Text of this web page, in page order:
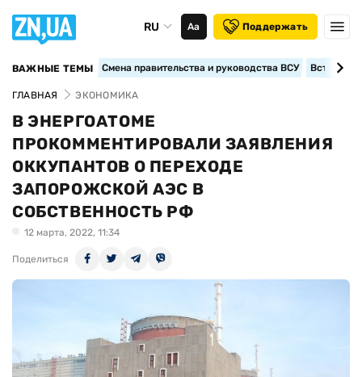
RU Аа Поддержать
ВАЖНЫЕ ТЕМЫ Смена правительства и руководства ВСУ
ГЛАВНАЯ ЭКОНОМИКА
В ЭНЕРГОАТОМЕ
ПРОКОММЕНТИРОВАЛИ ЗАЯВЛЕНИЯ
ОККУПАНТОВ О ПЕРЕХОДЕ
ЗАПОРОЖСКОЙ АЭС В
СОБСТВЕННОСТЬ РФ
12 марта, 2022, 11:34
Поделиться